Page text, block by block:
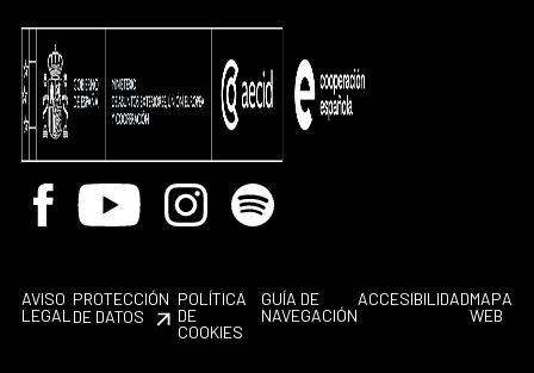
Facebook
Youtube InstagramSpotify
AVISO
LEGAL
PROTECCIÓN
DE DATOS
POLÍTICA
DE
COOKIES
GUÍA DE
NAVEGACIÓN
ACCESIBILIDADMAPA
WEB